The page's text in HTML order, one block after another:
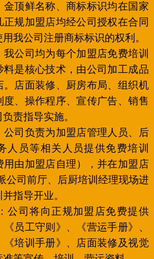
金顶鲜名称、商标标识均在国家
正规加盟店均经公司授权在合同
我公司注册商标标识的权利。
我公司均为每个加盟店免费培训
料是核心技术，由公司加工成品
。店面装修、厨房布局、组织机
度、操作程序、宣传广告、销售
责指导实施。
公司负责为加盟店管理人员、后
人员等相关人员提供免费培训
用由加盟店自理），并在加盟店
公司前厅、后厨培训经理现场进
指导开业。
公司将向正规加盟店免费提供
《员工守则》、《营运手册》、
《培训手册》、店面装修及视觉